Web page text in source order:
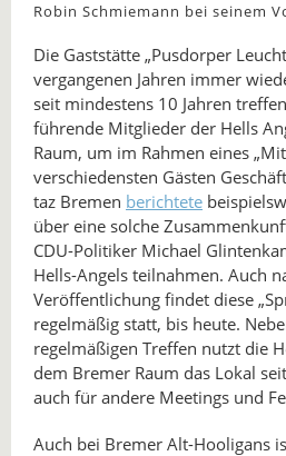
Robin Schmiemann bei seinem
Die Gaststätte „Pusdorper
vergangenen Jahren immer
seit mindestens 10 Jahren
führende Mitglieder der Hells
Raum, um im Rahmen eines
verschiedensten Gästen
taz Bremen berichtete
über eine solche
CDU-Politiker Michael
Hells-Angels teilnahmen. Auch
Veröffentlichung findet diese
regelmäßig statt, bis heute.
regelmäßigen Treffen nutzt die
dem Bremer Raum das Lokal
auch für andere Meetings und
Auch bei Bremer Alt-Hooligans